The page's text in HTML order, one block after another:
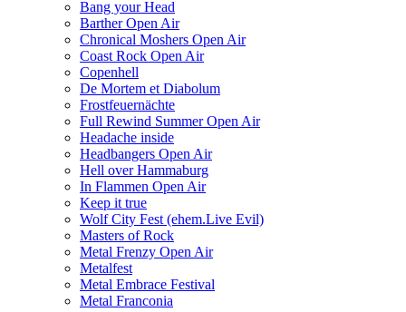
Bang your Head
Barther Open Air
Chronical Moshers Open Air
Coast Rock Open Air
Copenhell
De Mortem et Diabolum
Frostfeuernächte
Full Rewind Summer Open Air
Headache inside
Headbangers Open Air
Hell over Hammaburg
In Flammen Open Air
Keep it true
Wolf City Fest (ehem.Live Evil)
Masters of Rock
Metal Frenzy Open Air
Metalfest
Metal Embrace Festival
Metal Franconia